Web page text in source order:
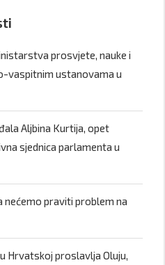
prosvjete, nauke i
vaspitnim ustanovama u
Aljbina Kurtija, opet
sjednica parlamenta u
nećemo praviti problem na
Hrvatskoj proslavlja Oluju,